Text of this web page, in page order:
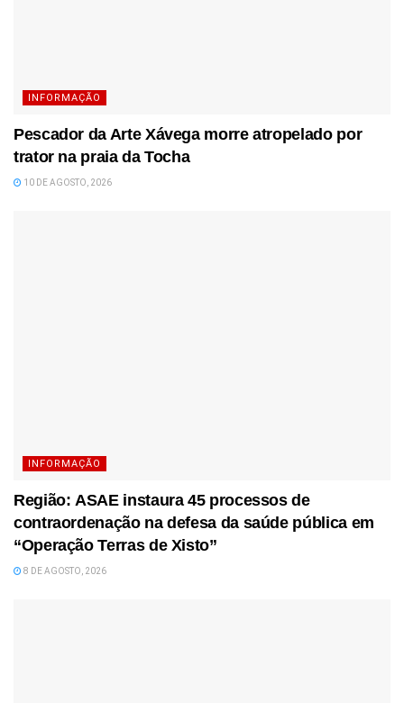
INFORMAÇÃO
Pescador da Arte Xávega morre atropelado por
trator na praia da Tocha
10 DE AGOSTO, 2026
INFORMAÇÃO
Região: ASAE instaura 45 processos de
contraordenação na defesa da saúde pública em
“Operação Terras de Xisto”
8 DE AGOSTO, 2026